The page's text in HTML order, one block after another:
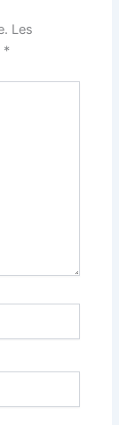
Les
*